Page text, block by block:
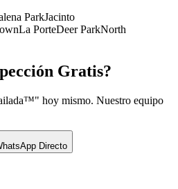
ParkJacinto
La PorteDeer ParkNorth
Gratis?
hoy mismo. Nuestro equipo
Directo